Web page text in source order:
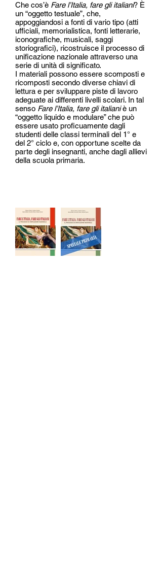
Che cos’è Fare l’Italia, fare gli italiani? È
un “oggetto testuale”, che,
appoggiandosi a fonti di vario tipo (atti
ufficiali, memorialistica, fonti letterarie,
iconografiche, musicali, saggi
storiografici), ricostruisce il processo di
unificazione nazionale attraverso una
serie di unità di significato.
I materiali possono essere scomposti e
ricomposti secondo diverse chiavi di
lettura e per sviluppare piste di lavoro
adeguate ai differenti livelli scolari. In tal
senso Fare l’Italia, fare gli italianiè un
“oggetto liquido e modulare” che può
essere usato proficuamente dagli
studenti delle classi terminali del 1° e
del 2° ciclo e, con opportune scelte da
parte degli insegnanti, anche dagli allievi
della scuola primaria.